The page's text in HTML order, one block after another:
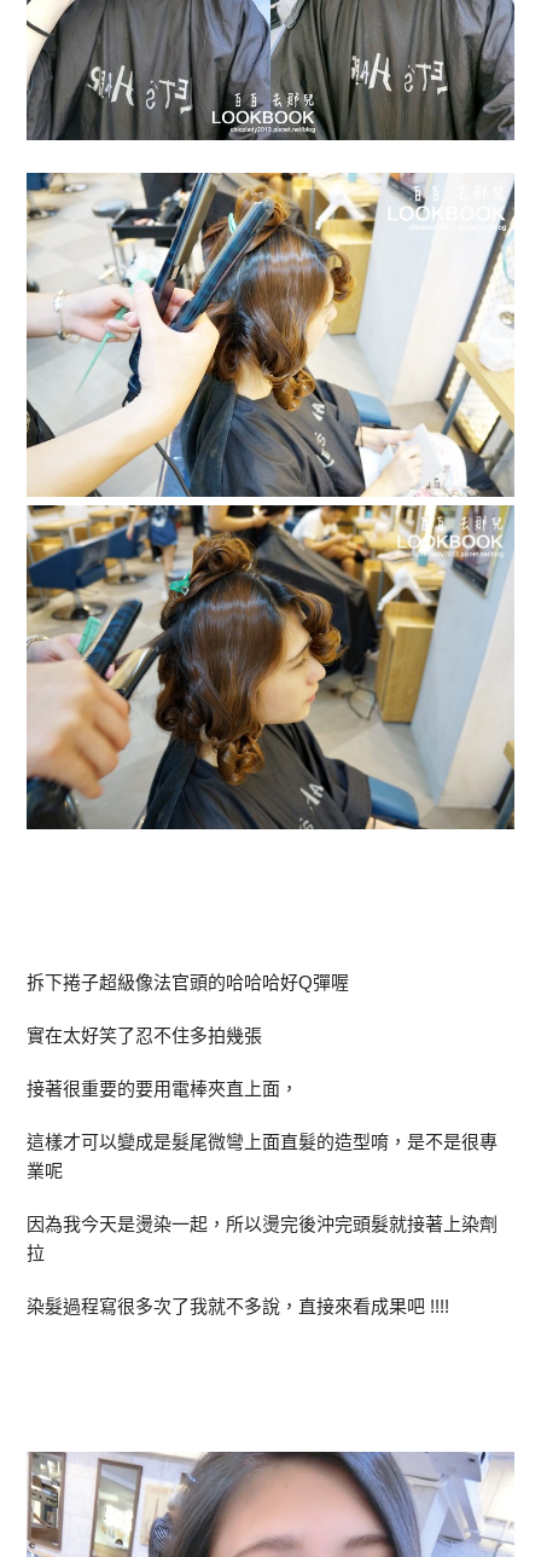
拆下捲子超級像法官頭的哈哈哈好Q彈喔
實在太好笑了忍不住多拍幾張
接著很重要的要用電棒夾直上面，
這樣才可以變成是髮尾微彎上面直髮的造型唷，是不是很專
業呢
因為我今天是燙染一起，所以燙完後沖完頭髮就接著上染劑
拉
染髮過程寫很多次了我就不多說，直接來看成果吧 !!!!